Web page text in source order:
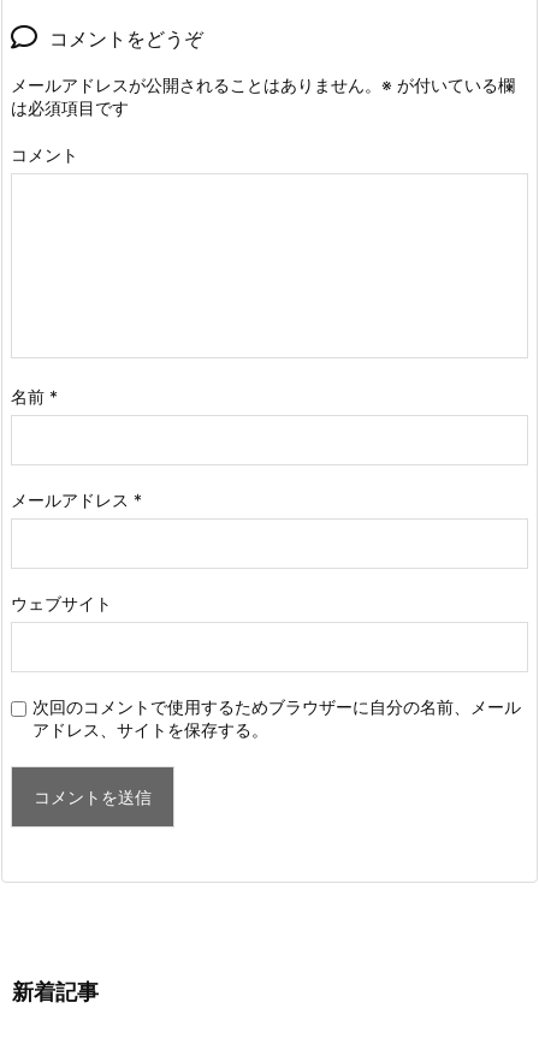
コメントをどうぞ
メールアドレスが公開されることはありません。 ※ が付いている欄
は必須項目です
コメント
名前 *
メールアドレス *
ウェブサイト
次回のコメントで使用するためブラウザーに自分の名前、メール
アドレス、サイトを保存する。
新着記事